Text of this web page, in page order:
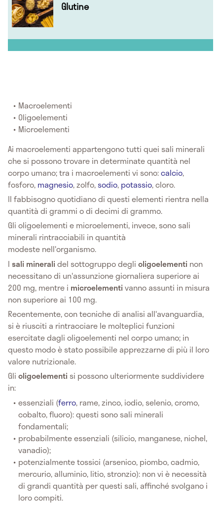
Glutine
Macroelementi
Oligoelementi
Microelementi
Ai macroelementi appartengono tutti quei sali minerali
che si possono trovare in determinate quantità nel
corpo umano; tra i macroelementi vi sono:calcio,
fosforo, magnesio, zolfo,sodio, potassio, cloro.
Il fabbisogno quotidiano di questi elementi rientra nella
quantità di grammi o di decimi di grammo.
Gli oligoelementi e microelementi, invece, sono sali
minerali rintracciabili in quantità
modeste nell'organismo.
I sali mineralidel sottogruppo degli oligoelementi non
necessitano di un'assunzione giornaliera superiore ai
200 mg, mentre i microelementivanno assunti in misura
non superiore ai 100 mg.
Recentemente, con tecniche di analisi all'avanguardia,
si è riusciti a rintracciare le molteplici funzioni
esercitate dagli oligoelementi nel corpo umano; in
questo modo è stato possibile apprezzarne di più il loro
valore nutrizionale.
Gli oligoelementi si possono ulteriormente suddividere
in:
essenziali (ferro, rame, zinco, iodio, selenio, cromo,
cobalto, fluoro): questi sono sali minerali
fondamentali;
probabilmente essenziali (silicio, manganese, nichel,
vanadio);
potenzialmente tossici (arsenico, piombo, cadmio,
mercurio, alluminio, litio, stronzio): non vi è necessità
di grandi quantità per questi sali, affinché svolgano i
loro compiti.